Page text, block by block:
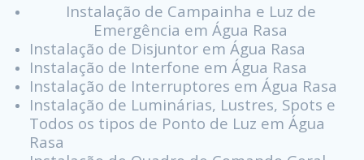
Instalação de Campainha e Luz de
Emergência em Água Rasa
Instalação de Disjuntor em Água Rasa
Instalação de Interfone em Água Rasa
Instalação de Interruptores em Água Rasa
Instalação de Luminárias, Lustres, Spots e
Todos os tipos de Ponto de Luz em Água
Rasa